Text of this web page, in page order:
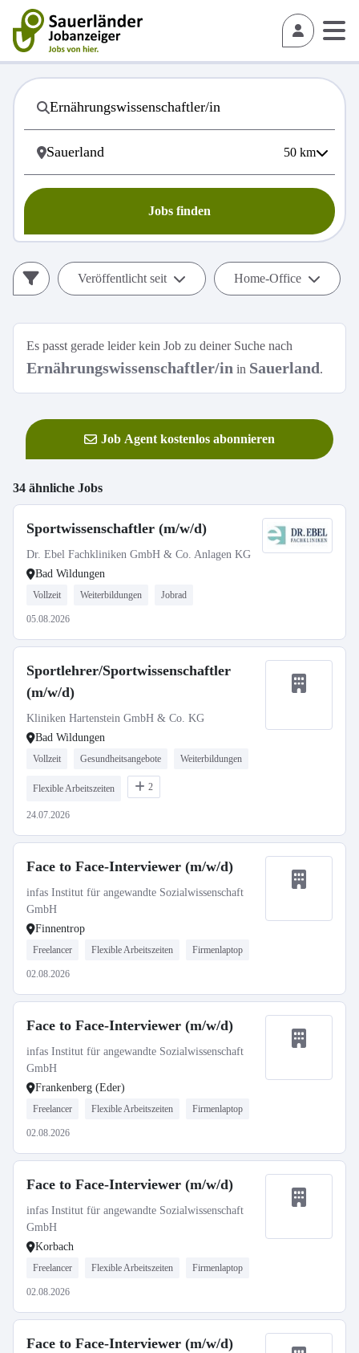
50 km
Jobs finden
Veröffentlicht seit Home-Office
Es passt gerade leider kein Job zu deiner Suche nach
Ernährungswissenschaftler/in in Sauerland.
Job Agent kostenlos abonnieren
34 ähnliche Jobs
Sportwissenschaftler (m/w/d)
Dr. Ebel Fachkliniken GmbH & Co. Anlagen KG
Bad Wildungen
Vollzeit Weiterbildungen Jobrad
05.08.2026
Sportlehrer/Sportwissenschaftler
(m/w/d)
Kliniken Hartenstein GmbH & Co. KG
Bad Wildungen
Vollzeit Gesundheitsangebote Weiterbildungen
Flexible Arbeitszeiten 2
24.07.2026
Face to Face-Interviewer (m/w/d)
infas Institut für angewandte Sozialwissenschaft
GmbH
Finnentrop
Freelancer Flexible Arbeitszeiten Firmenlaptop
02.08.2026
Face to Face-Interviewer (m/w/d)
infas Institut für angewandte Sozialwissenschaft
GmbH
Frankenberg (Eder)
Freelancer Flexible Arbeitszeiten Firmenlaptop
02.08.2026
Face to Face-Interviewer (m/w/d)
infas Institut für angewandte Sozialwissenschaft
GmbH
Korbach
Freelancer Flexible Arbeitszeiten Firmenlaptop
02.08.2026
Face to Face-Interviewer (m/w/d)